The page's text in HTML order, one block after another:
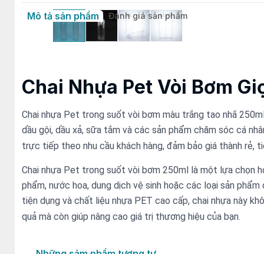
Mô tả sản phẩm Đánh giá sản phẩm
Chai Nhựa Pet Vòi Bơm
Chai nhựa Pet trong suốt vòi bơm màu trắng tao nhã
dầu gội, dầu xả, sữa tắm và các sản phẩm chăm sóc cá
trực tiếp theo nhu cầu khách hàng, đảm bảo giá thành rẻ,
Chai nhựa Pet trong suốt vòi bơm 250ml là một lựa chọn
phẩm, nước hoa, dung dịch vệ sinh hoặc các loại sản
tiện dụng và chất liệu nhựa PET cao cấp, chai nhựa này
quả mà còn giúp nâng cao giá trị thương hiệu của bạn.